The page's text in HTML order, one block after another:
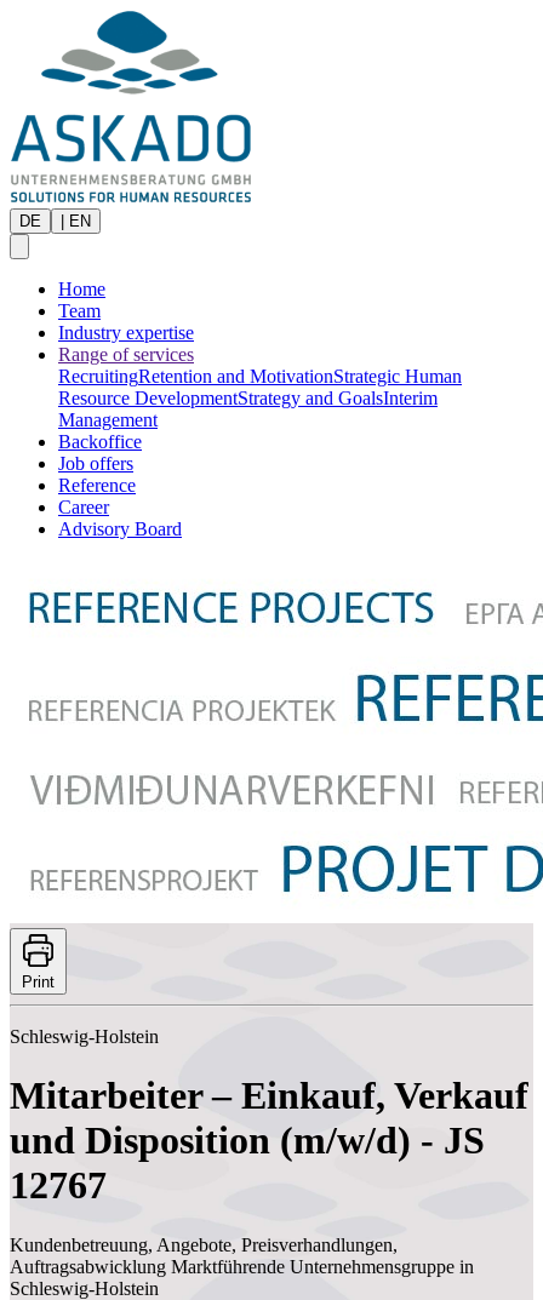
DE EN
Home
Team
Industry expertise
Range of services
RecruitingRetention and MotivationStrategic Human
Resource DevelopmentStrategy and GoalsInterim
Management
Backoffice
Job offers
Reference
Career
Advisory Board
Print
Schleswig-Holstein
Mitarbeiter – Einkauf, Verkauf
und Disposition (m/w/d) - JS
12767
Kundenbetreuung, Angebote, Preisverhandlungen,
Auftragsabwicklung Marktführende Unternehmensgruppe in
Schleswig-Holstein